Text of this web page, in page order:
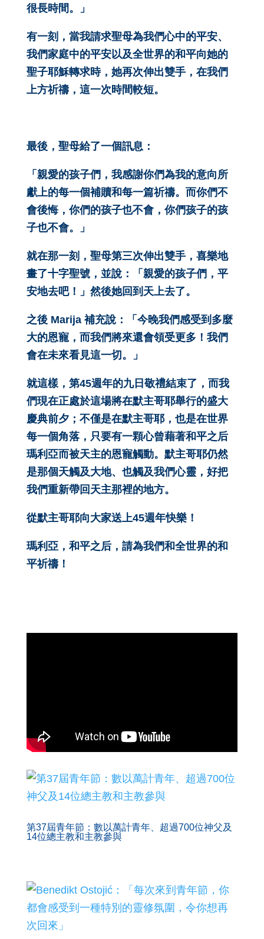
很長時間。」
有一刻，當我請求聖母為我們心中的平安、
我們家庭中的平安以及全世界的和平向她的
聖子耶穌轉求時，她再次伸出雙手，在我們
上方祈禱，這一次時間較短。
最後，聖母給了一個訊息：
「親愛的孩子們，我感謝你們為我的意向所
獻上的每一個補贖和每一篇祈禱。而你們不
會後悔，你們的孩子也不會，你們孩子的孩
子也不會。」
就在那一刻，聖母第三次伸出雙手，喜樂地
畫了十字聖號，並說：「親愛的孩子們，平
安地去吧！」然後她回到天上去了。
之後 Marija 補充說：「今晚我們感受到多麼
大的恩寵，而我們將來還會領受更多！我們
會在未來看見這一切。」
就這樣，第45週年的九日敬禮結束了，而我
們現在正處於這場將在默主哥耶舉行的盛大
慶典前夕；不僅是在默主哥耶，也是在世界
每一個角落，只要有一顆心曾藉著和平之后
瑪利亞而被天主的恩寵觸動。默主哥耶仍然
是那個天觸及大地、也觸及我們心靈，好把
我們重新帶回天主那裡的地方。
從默主哥耶向大家送上45週年快樂！
瑪利亞，和平之后，請為我們和全世界的和
平祈禱！
第37屆青年節：數以萬計青年、超過700位神父及
14位總主教和主教參與